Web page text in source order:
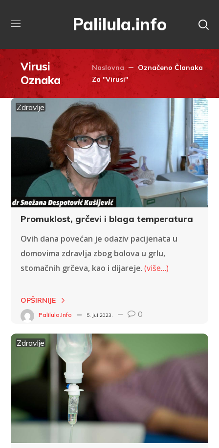
Palilula.info
Virusi
Oznaka
Naslovna
Označeno Članaka
Za "Virusi"
Zdravlje
Promuklost, grčevi i blaga temperatura
Ovih dana povećan je odaziv pacijenata u
domovima zdravlja zbog bolova u grlu,
stomačnih grčeva, kao i dijareje.(više…)
OPŠIRNIJE
Palilula.info 5. jul 2023. 0
Zdravlje